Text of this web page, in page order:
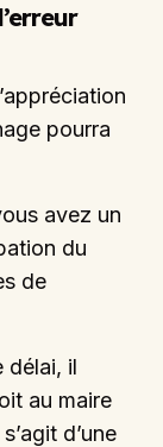
pourra
avez un
du
de
délai, il
au maire
d’une